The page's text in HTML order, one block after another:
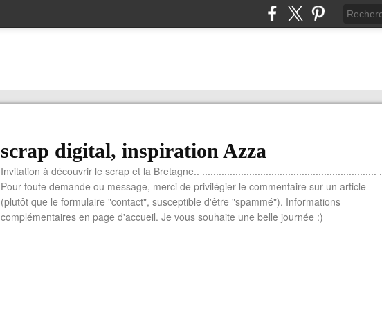
scrap digital, inspiration Azza
Invitation à découvrir le scrap et la Bretagne.. ............................................................... .
Pour toute demande ou message, merci de privilégier le commentaire sur un article
(plutôt que le formulaire "contact", susceptible d'être "spammé"). Informations
complémentaires en page d'accueil. Je vous souhaite une belle journée :)